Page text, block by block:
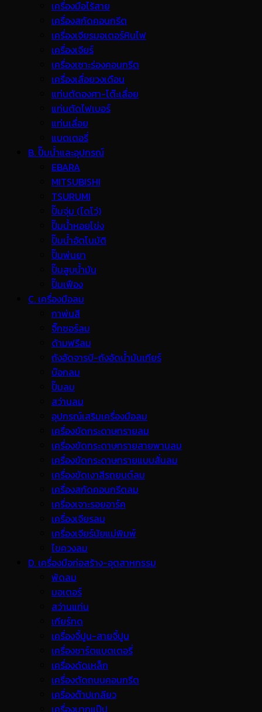
เครื่องมือไร้สาย
เครื่องสกัดคอนกรีต
เครื่องเจียรมอเตอร์หินไฟ
เครื่องเจียร์
เครื่องเซาะร่องคอนกรีต
เครื่องเลื่อยวงเดือน
แท่นตัดองศา-โต๊ะเลื่อย
แท่นตัดไฟเบอร์
แท่นเลื่อย
แบตเตอรี่
B. ปั๊มน้ำและอุปกรณ์
EBARA
MITSUBISHI
TSURUMI
ปั๊มจุ่ม (ไดโว่)
ปั๊มน้ำหอยโข่ง
ปั๊มน้ำอัตโนมัติ
ปั๊มพ่นยา
ปั๊มสูบน้ำมัน
ปั๊มเฟือง
C. เครื่องมือลม
กาพ่นสี
จิ๊กซอร์ลม
ด้ามฟรีลม
ถังอัดจารบี-ถังอัดน้ำมันเกียร์
บ๊อกลม
ปั๊มลม
สว่านลม
อุปกรณ์เสริมเครื่องมือลม
เครื่องขัดกระดาษทรายลม
เครื่องขัดกระดาษทรายสายพานลม
เครื่องขัดกระดาษทรายแบบสั่นลม
เครื่องขัดเงาสีรถยนต์ลม
เครื่องสกัดคอนกรีตลม
เครื่องเจาะรอยอาร์ค
เครื่องเจียรลม
เครื่องเจียร์นัยแม่พิมพ์
ไขควงลม
D. เครื่องมือก่อสร้าง-อุตสาหกรรม
พ้ดลม
มอเตอร์
สว่านแท่น
เกียร์ทด
เครื่องจี้ปูน-สายจี้ปูน
เครื่องชาร์ตแบตเตอรี่
เครื่องดัดเหล็ก
เครื่องตัดถนนคอนกรีต
เครื่องต๊าปเกลียว
เครื่องบากแป๊ป